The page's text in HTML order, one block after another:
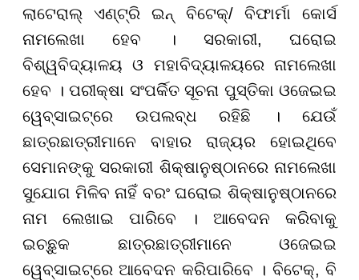
ଲାଟେରାଲ୍ ଏଣ୍ଟ୍ରି ଇନ୍ ବିଟେକ୍/ ବିଫାର୍ମା କୋର୍ସ
ନାମଲେଖା ହେବ । ସରକାରୀ, ଘରୋଇ
ବିଶ୍ୱବିଦ୍ୟାଳୟ ଓ ମହାବିଦ୍ୟାଳୟରେ ନାମଲେଖା
ହେବ । ପରୀକ୍ଷା ସଂପର୍କିତ ସୂଚନା ପୁସ୍ତିକା ଓଜେଇଇ
ୱେବ୍ସାଇଟ୍ରେ ଉପଲବ୍ଧ ରହିଛି । ଯେଉଁ
ଛାତ୍ରଛାତ୍ରୀମାନେ ବାହାର ରାଜ୍ୟର ହୋଇଥିବେ
ସେମାନଙ୍କୁ ସରକାରୀ ଶିକ୍ଷାନୁଷ୍ଠାନରେ ନାମଲେଖା
ସୁଯୋଗ ମିଳିବ ନାହିଁ ବରଂ ଘରୋଇ ଶିକ୍ଷାନୁଷ୍ଠାନରେ
ନାମ ଲେଖାଇ ପାରିବେ । ଆବେଦନ କରିବାକୁ
ଇଚ୍ଛୁକ ଛାତ୍ରଛାତ୍ରୀମାନେ ଓଜେଇଇ
ୱେବ୍ସାଇଟ୍ରେ ଆବେଦନ କରିପାରିବେ । ବିଟେକ୍, ବି